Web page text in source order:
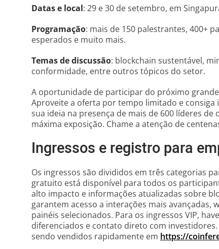
Datas e local: 29 e 30 de setembro, em
Programação: mais de 150 palestrantes, 400+
esperados e muito mais.
Temas de discussão: blockchain sustentável,
conformidade, entre outros tópicos do setor.
A oportunidade de participar do próximo
Aproveite a oferta por tempo limitado e
sua ideia na presença de mais de 600 líderes de
máxima exposição. Chame a atenção de
Ingressos e registro para
Os ingressos são divididos em três categorias
gratuito está disponível para todos os
alto impacto e informações atualizadas sobre
garantem acesso a interações mais avançadas,
painéis selecionados. Para os ingressos VIP,
diferenciados e contato direto com
sendo vendidos rapidamente em https://